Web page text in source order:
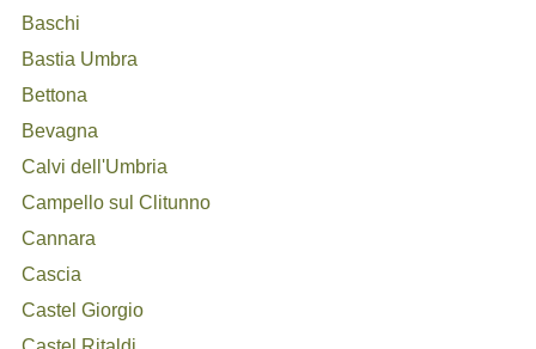
Baschi
Bastia Umbra
Bettona
Bevagna
Calvi dell'Umbria
Campello sul Clitunno
Cannara
Cascia
Castel Giorgio